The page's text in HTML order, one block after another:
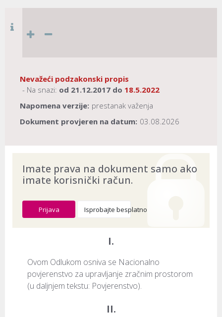
Nevažeći podzakonski propis
- Na snazi: od 21.12.2017 do 18.5.2022
Napomena verzije: prestanak važenja
Dokument provjeren na datum: 03.08.2026
Imate prava na dokument samo ako
imate korisnički račun.
Prijava Isprobajte besplatno
I.
Ovom Odlukom osniva se Nacionalno
povjerenstvo za upravljanje zračnim prostorom
(u daljnjem tekstu: Povjerenstvo).
II.